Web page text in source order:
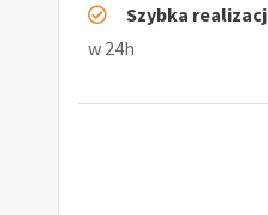
Szybka
w 24h